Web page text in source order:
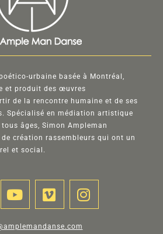
urbaine basée à Montréal,
et produit des œuvres
de la rencontre humaine et de ses
Spécialisé en médiation artistique
âges, Simon Ampleman
création rassembleurs qui ont un
et social.